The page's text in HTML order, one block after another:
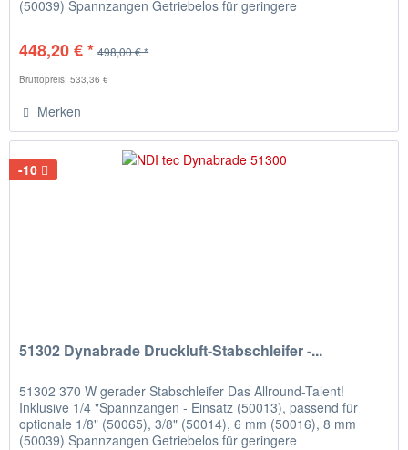
(50039) Spannzangen Getriebelos für geringere
448,20 € * 498,00 € *
Bruttopreis: 533,36 €
Merken
-10
51302 Dynabrade Druckluft-Stabschleifer -...
51302 370 W gerader Stabschleifer Das Allround-Talent!
Inklusive 1/4 "Spannzangen - Einsatz (50013), passend für
optionale 1/8" (50065), 3/8" (50014), 6 mm (50016), 8 mm
(50039) Spannzangen Getriebelos für geringere